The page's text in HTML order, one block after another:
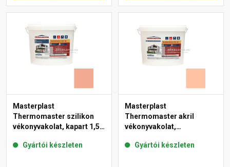
Masterplast
Thermomaster szilikon
vékonyvakolat, kapart 1,5
Gyártói készleten
Masterplast
Thermomaster akril
vékonyvakolat,
15-D 25 kg
Gyártói készleten